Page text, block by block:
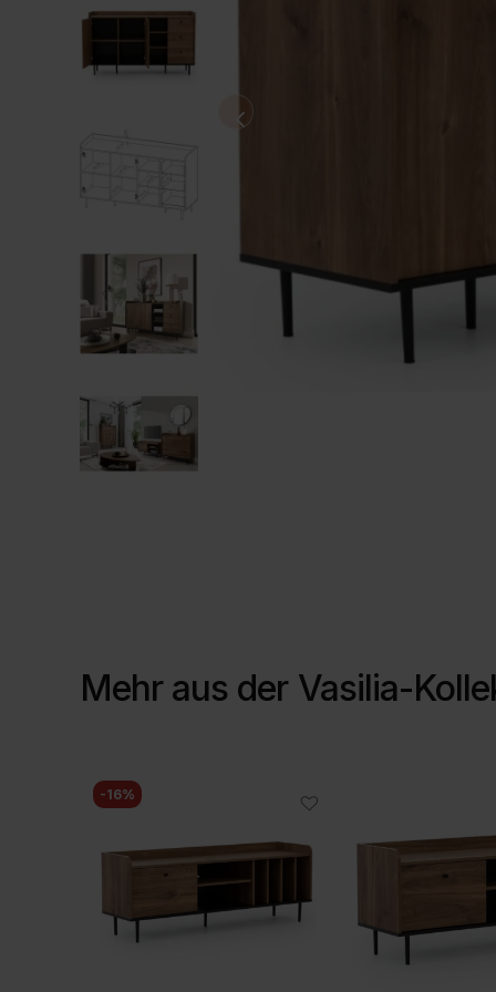
Mehr aus der Vasilia-
-16%